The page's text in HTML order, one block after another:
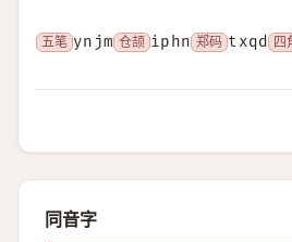
五笔 ynjm 仓颉 iphn 郑码 txqd 四
同音字